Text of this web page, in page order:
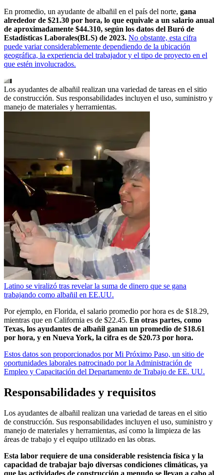
En promedio, un ayudante de albañil en el país del norte, gana
alrededor de $21.30 por hora, lo que equivale a un salario anual
de aproximadamente $44.310, según los datos del Buró de
Estadísticas Laborales(BLS) de 2023. No obstante, esta cifra
puede variar considerablemente dependiendo de la ubicación
geográfica, la experiencia del trabajador y el tipo de proyecto en el
que estén involucrados.
Los ayudantes de albañil realizan una variedad de tareas en el sitio
de construcción. Sus responsabilidades incluyen el uso, suministro y
manejo de materiales y herramientas.
Latino se viralizó tras revelar la suma de dinero que se gana
trabajando como albañil en EE.UU.
Por ejemplo, en Florida, el salario promedio por hora es de $18.29,
mientras que en California es de $22.45. En otras partes, como
Texas, los ayudantes de albañil ganan un promedio de $18.61
por hora, y en Nueva York, la cifra es de $20.73 por hora.
Estos datos son proporcionados por Mi Próximo Paso, un sitio de
oportunidades laborales patrocinado por la Administración de
Empleo y Capacitación del Departamento de Trabajo de EE. UU.
Responsabilidades y requisitos
Los ayudantes de albañil realizan una variedad de tareas en el sitio
de construcción. Sus responsabilidades incluyen el uso, suministro y
manejo de materiales y herramientas, así como la limpieza de las
áreas de trabajo y el equipo utilizado en las obras.
Esta labor requiere de una considerable resistencia física y la
capacidad de trabajar bajo diversas condiciones climáticas, ya
que las actividades de construcción a menudo se llevan a cabo al